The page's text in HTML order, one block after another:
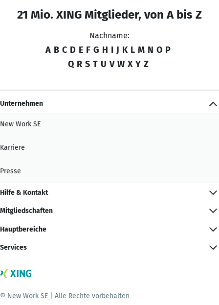
21 Mio. XING Mitglieder, von A bis Z
Nachname:
A B C D E F G H I J K L M N O P
Q R S T U V W X Y Z
Unternehmen
New Work SE
Karriere
Presse
Hilfe & Kontakt
Mitgliedschaften
Hauptbereiche
Services
© New Work SE | Alle Rechte vorbehalten